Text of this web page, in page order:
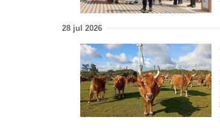
28 jul 2026